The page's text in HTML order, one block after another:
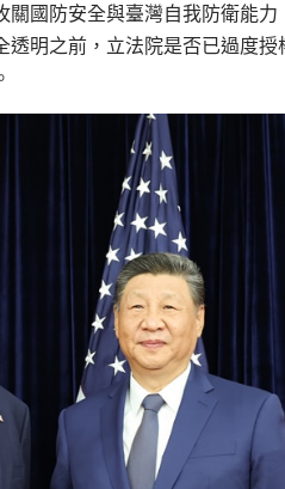
國防安全與臺灣自我防衛能
明之前，立法院是否已過度